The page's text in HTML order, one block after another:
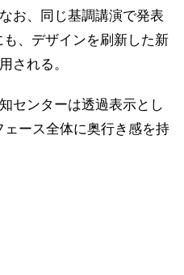
お、同じ基調講演で発表
、デザインを刷新した新
される。
センターは透過表示とし
ース全体に奥行き感を持